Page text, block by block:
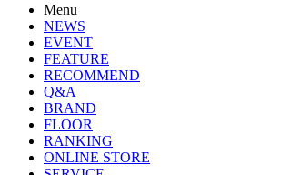
Menu
NEWS
EVENT
FEATURE
RECOMMEND
Q&A
BRAND
FLOOR
RANKING
ONLINE STORE